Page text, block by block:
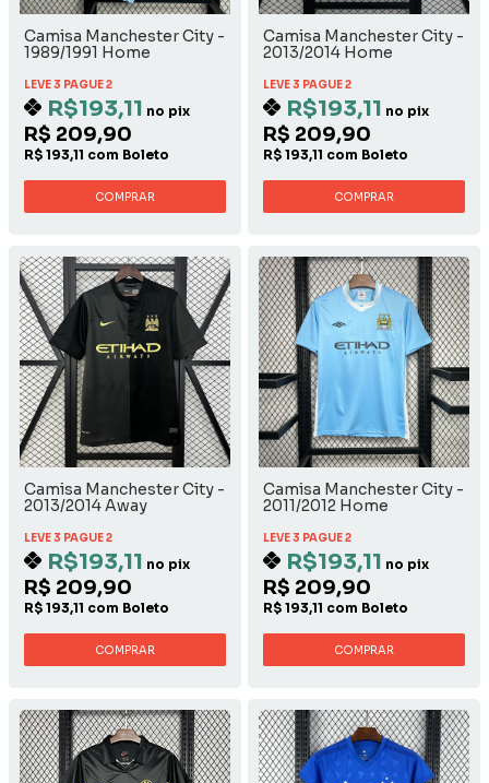
Camisa Manchester City -
1989/1991 Home
LEVE 3 PAGUE 2
R$193,11 no pix
R$ 209,90
R$ 193,11 com Boleto
COMPRAR
Camisa Manchester City -
2013/2014 Home
LEVE 3 PAGUE 2
R$193,11 no pix
R$ 209,90
R$ 193,11 com Boleto
COMPRAR
Camisa Manchester City -
2013/2014 Away
LEVE 3 PAGUE 2
R$193,11 no pix
R$ 209,90
R$ 193,11 com Boleto
COMPRAR
Camisa Manchester City -
2011/2012 Home
LEVE 3 PAGUE 2
R$193,11 no pix
R$ 209,90
R$ 193,11 com Boleto
COMPRAR